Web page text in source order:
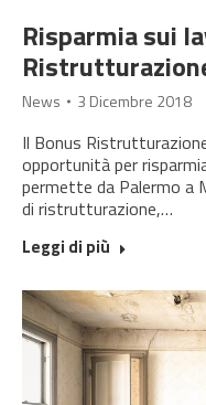
Risparmia sui
News 3 Dicembre 2018
Il Bonus
opportunità per
permette da Palermo a
di ristrutturazione,…
Leggi di più